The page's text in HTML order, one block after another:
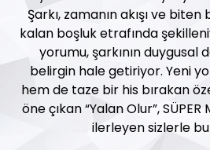
Şarkı, zamanın akışı ve
kalan boşluk etrafında
yorumu, şarkının duygusal
belirgin hale getiriyor. Yeni
hem de taze bir his bırakan
öne çıkan “Yalan Olur”,
ilerleyen sizlerle